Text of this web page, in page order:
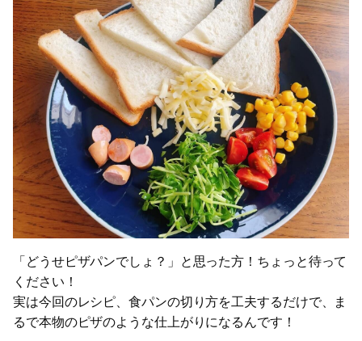
「どうせピザパンでしょ？」と思った方！ちょっと待って
ください！
実は今回のレシピ、食パンの切り方を工夫するだけで、ま
るで本物のピザのような仕上がりになるんです！